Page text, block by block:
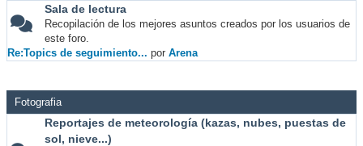
Sala de lectura
Recopilación de los mejores asuntos creados por los usuarios de
este foro.
Re:Topics de seguimiento... por Arena
Fotografia
Reportajes de meteorología (kazas, nubes, puestas de
sol, nieve...)